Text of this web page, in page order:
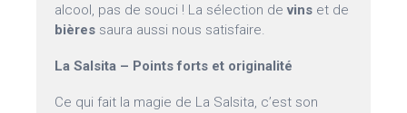
alcool, pas de souci ! La sélection devins et de
bières saura aussi nous satisfaire.
La Salsita – Points forts et originalité
Ce qui fait la magie de La Salsita, c’est son